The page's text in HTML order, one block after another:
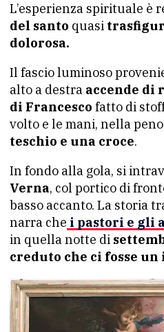
L’esperienza spirituale è
del santo quasi
dolorosa.
Il fascio luminoso
alto a destra accende di
di Francesco fatto di
volto e le mani, nella
teschio e una croce.
In fondo alla gola, si
Verna, col portico di
basso accanto. La storia
narra che i pastori e gli
in quella notte di
creduto che ci fosse